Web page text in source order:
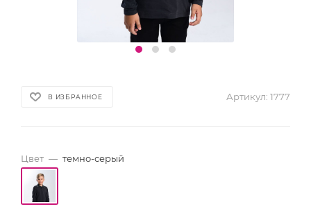
В ИЗБРАННОЕ Артикул: 1777
Цвет — темно-серый